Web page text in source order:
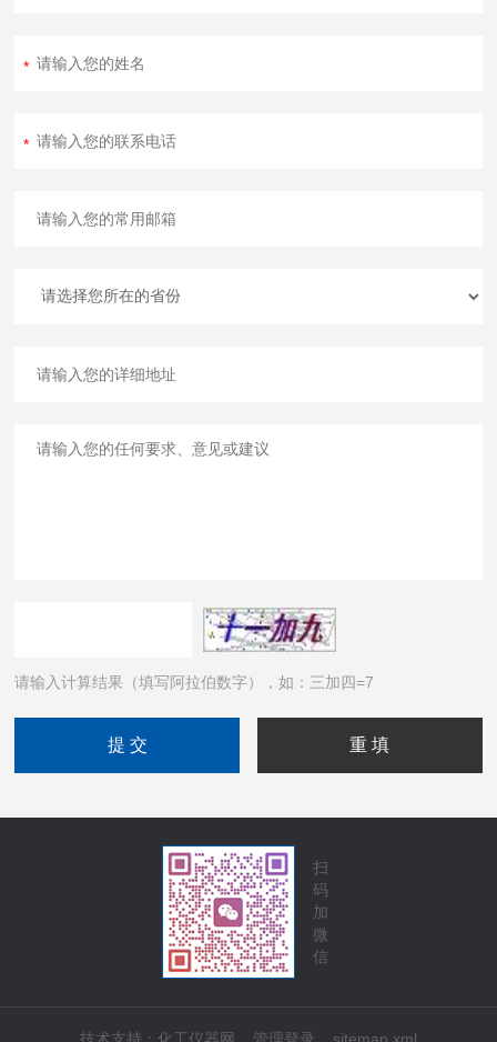
请输入计算结果（填写阿拉伯数字），如：三加四=7
扫
码
加
微
信